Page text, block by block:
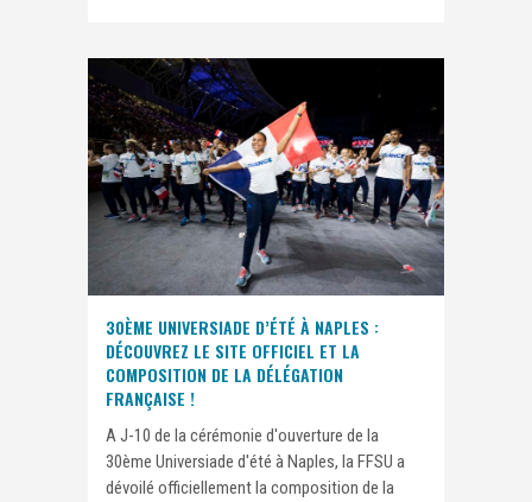
30ÈME UNIVERSIADE D’ÉTÉ À NAPLES :
DÉCOUVREZ LE SITE OFFICIEL ET LA
COMPOSITION DE LA DÉLÉGATION
FRANÇAISE !
A J-10 de la cérémonie d'ouverture de la
30ème Universiade d'été à Naples, la FFSU a
dévoilé officiellement la composition de la